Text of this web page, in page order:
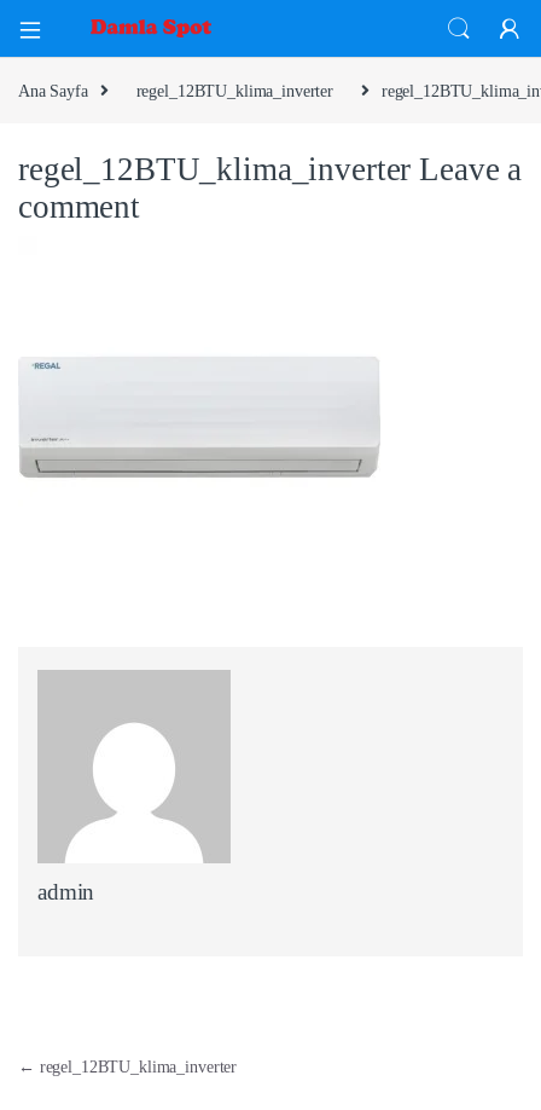
Ana Sayfa regel_12BTU_klima_inverter
regel_12BTU_klima_inverterLeave a
comment
admin
Yazı dolaşımı
← regel_12BTU_klima_inverter